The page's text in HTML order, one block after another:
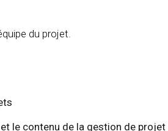
du projet.
le contenu de la gestion de projet